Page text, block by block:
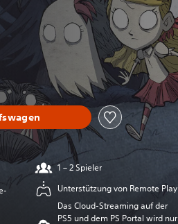
1 – 2 Spieler
Unterstützung von Remote Play
Das Cloud-Streaming auf der
PS5 und dem PS Portal wird nur